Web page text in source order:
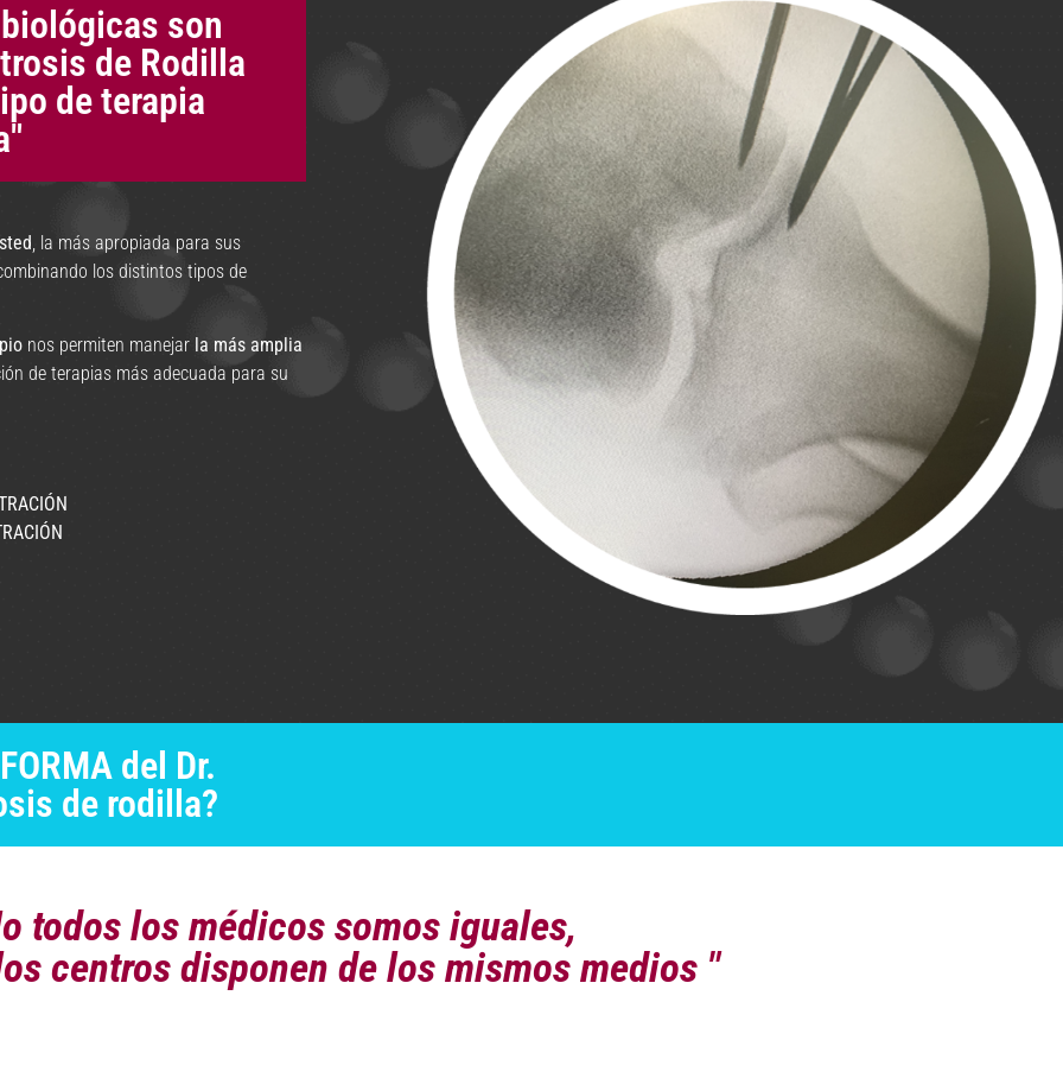
son
de Rodilla
de terapia
, la más apropiada para sus
los distintos tipos de
nos permiten manejar la más amplia
de terapias más adecuada para su
del Dr.
de rodilla?
todos los médicos somos iguales,
centros disponen de los mismos medios "